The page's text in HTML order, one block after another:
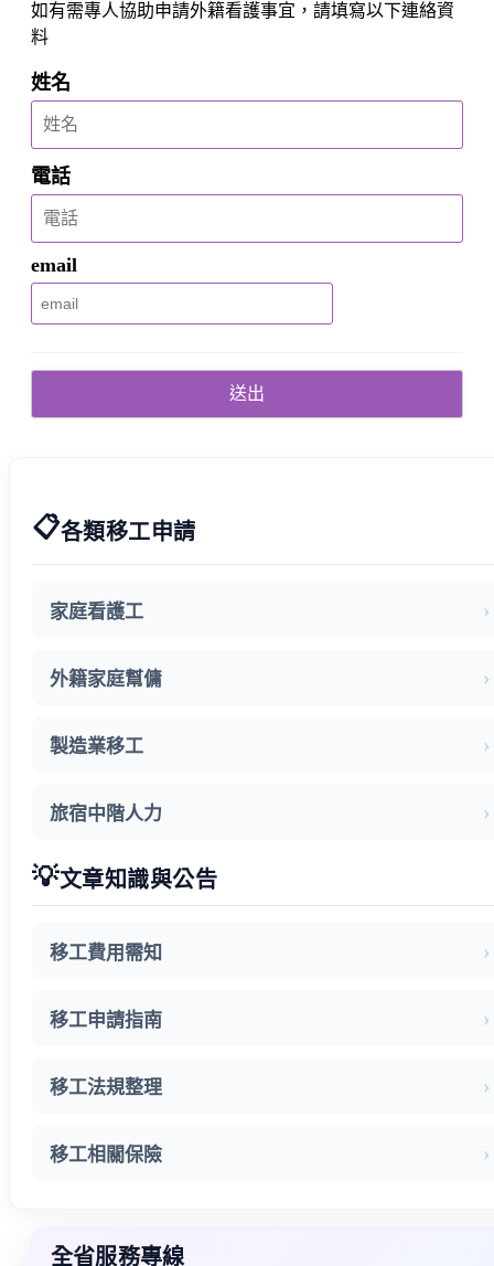
如有需專人協助申請外籍看護事宜，請填寫以下連絡資
料
姓名
電話
email
📋各類移工申請
家庭看護工
外籍家庭幫傭
製造業移工
旅宿中階人力
💡文章知識與公告
移工費用需知
移工申請指南
移工法規整理
移工相關保險
全省服務專線